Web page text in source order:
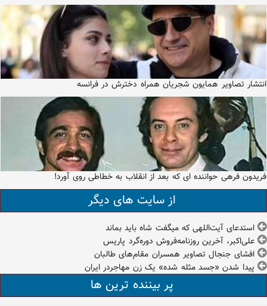
انتشار تصاویر همایون شجریان همراه دخترش در فرانسه
فریدون فرهی حواننده ای که بعد از انقلاب به خطاطی روی آورد!
از سایت های دیگر
استدعای آیت‌اللهی که میگفت شاه باید بماند
علی‌اکبر، آخرین روزنامه‌فروش دوره‌گرد پاریس
افشای جنجال تصاویر همسران مقام‌های طالبان
پیدا شدن «جسد مثله شده» یک زن مهاجردر ایران
پر بیننده ترین ها